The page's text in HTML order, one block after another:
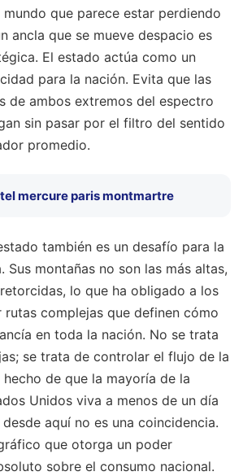
que parece estar perdiendo
ancla que se mueve despacio es
El estado actúa como un
para la nación. Evita que las
de ambos extremos del espectro
sin pasar por el filtro del sentido
promedio.
mercure paris montmartre
también es un desafío para la
Sus montañas no son las más altas,
lo que ha obligado a los
rutas complejas que definen cómo
en toda la nación. No se trata
se trata de controlar el flujo de la
de que la mayoría de la
Unidos viva a menos de un día
aquí no es una coincidencia.
que otorga un poder
sobre el consumo nacional.